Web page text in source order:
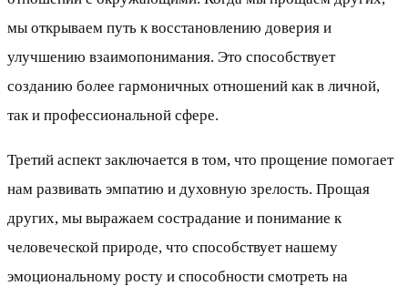
мы открываем путь к восстановлению доверия и
улучшению взаимопонимания. Это способствует
созданию более гармоничных отношений как в личной,
так и профессиональной сфере.
Третий аспект заключается в том, что прощение помогает
нам развивать эмпатию и духовную зрелость. Прощая
других, мы выражаем сострадание и понимание к
человеческой природе, что способствует нашему
эмоциональному росту и способности смотреть на